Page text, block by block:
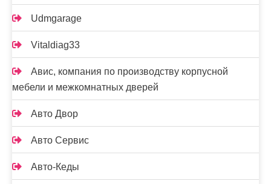
Udmgarage
Vitaldiag33
Авис, компания по производству корпусной
мебели и межкомнатных дверей
Авто Двор
Авто Сервис
Авто-Кеды